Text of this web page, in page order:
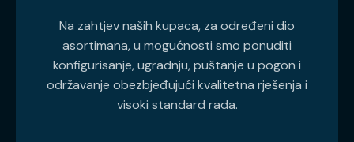
Na zahtjev naših kupaca, za određeni dio
asortimana, u mogućnosti smo ponuditi
konfigurisanje, ugradnju, puštanje u pogon i
održavanje obezbjeđujući kvalitetna rješenja i
visoki standard rada.